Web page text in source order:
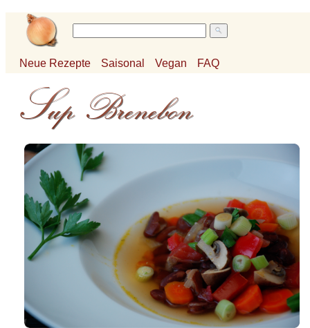
Neue Rezepte Saisonal Vegan FAQ